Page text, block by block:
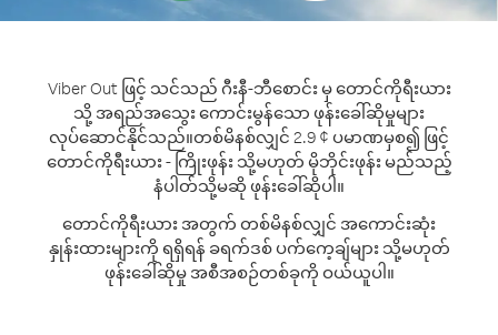
Viber Out ဖြင့် သင်သည် ဂီးနီ-ဘီစောင်း မှ တောင်ကိုရီးယား
သို့ အရည်အသွေး ကောင်းမွန်သော ဖုန်းခေါ်ဆိုမှုများ
လုပ်ဆောင်နိုင်သည်။တစ်မိနစ်လျှင် 2.9 ¢ ပမာဏမှစ၍ ဖြင့်
တောင်ကိုရီးယား - ကြိုးဖုန်း သို့မဟုတ် မိုဘိုင်းဖုန်း မည်သည့်
နံပါတ်သို့မဆို ဖုန်းခေါ်ဆိုပါ။
တောင်ကိုရီးယား အတွက် တစ်မိနစ်လျှင် အကောင်းဆုံး
နှုန်းထားများကို ရရှိရန် ခရက်ဒစ် ပက်ကေ့ချ်များ သို့မဟုတ်
ဖုန်းခေါ်ဆိုမှု အစီအစဉ်တစ်ခုကို ဝယ်ယူပါ။